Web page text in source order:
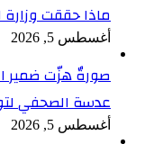
ماذا حققت وزارة
أغسطس 5, 2026
صورةٌ هزّت ضمير
عدسة الصحفي
أغسطس 5, 2026